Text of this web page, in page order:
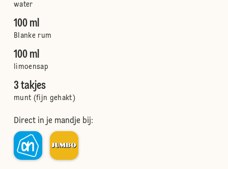
water
100 ml
Blanke rum
100 ml
limoensap
3 takjes
munt (fijn gehakt)
Direct in je mandje bij: